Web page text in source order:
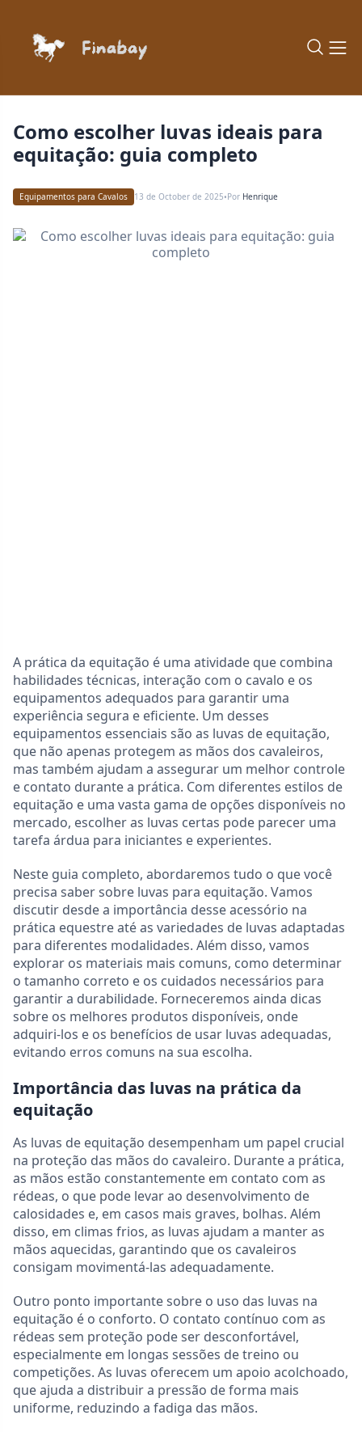
Equipamentos para Cavalos 13 de October de 2025•Por Henrique
Como escolher luvas ideais para
equitação: guia completo
A prática da equitação é uma atividade que combina
habilidades técnicas, interação com o cavalo e os
equipamentos adequados para garantir uma
experiência segura e eficiente. Um desses
equipamentos essenciais são as luvas de equitação,
que não apenas protegem as mãos dos cavaleiros,
mas também ajudam a assegurar um melhor controle
e contato durante a prática. Com diferentes estilos de
equitação e uma vasta gama de opções disponíveis no
mercado, escolher as luvas certas pode parecer uma
tarefa árdua para iniciantes e experientes.
Neste guia completo, abordaremos tudo o que você
precisa saber sobre luvas para equitação. Vamos
discutir desde a importância desse acessório na
prática equestre até as variedades de luvas adaptadas
para diferentes modalidades. Além disso, vamos
explorar os materiais mais comuns, como determinar
o tamanho correto e os cuidados necessários para
garantir a durabilidade. Forneceremos ainda dicas
sobre os melhores produtos disponíveis, onde
adquiri-los e os benefícios de usar luvas adequadas,
evitando erros comuns na sua escolha.
Importância das luvas na prática da
equitação
As luvas de equitação desempenham um papel crucial
na proteção das mãos do cavaleiro. Durante a prática,
as mãos estão constantemente em contato com as
rédeas, o que pode levar ao desenvolvimento de
calosidades e, em casos mais graves, bolhas. Além
disso, em climas frios, as luvas ajudam a manter as
mãos aquecidas, garantindo que os cavaleiros
consigam movimentá-las adequadamente.
Outro ponto importante sobre o uso das luvas na
equitação é o conforto. O contato contínuo com as
rédeas sem proteção pode ser desconfortável,
especialmente em longas sessões de treino ou
competições. As luvas oferecem um apoio acolchoado,
que ajuda a distribuir a pressão de forma mais
uniforme, reduzindo a fadiga das mãos.